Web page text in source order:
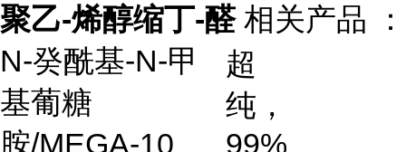
聚乙-烯醇缩丁-醛 相关产品 ：
N-癸酰基-N-甲
基葡糖
胺/MEGA-10
超
纯，
99%